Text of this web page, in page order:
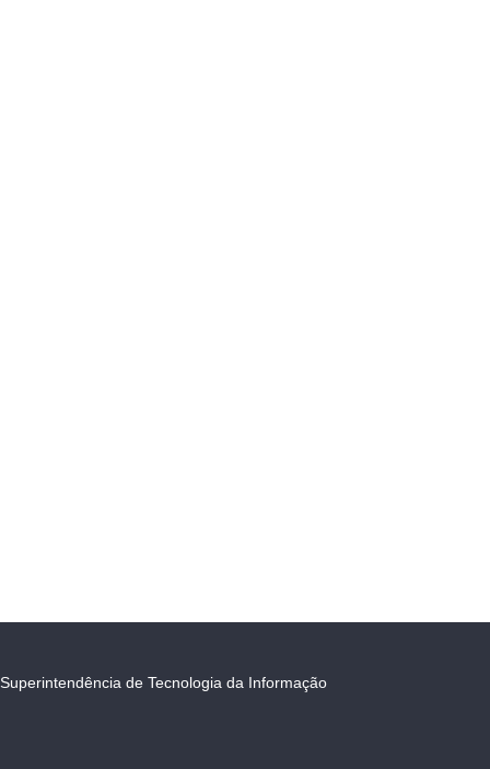
Superintendência de Tecnologia da Informação